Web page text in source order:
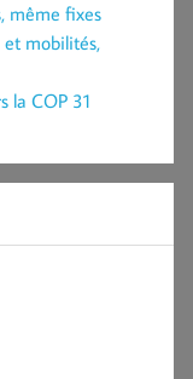
même fixes
mobilités,
la COP 31